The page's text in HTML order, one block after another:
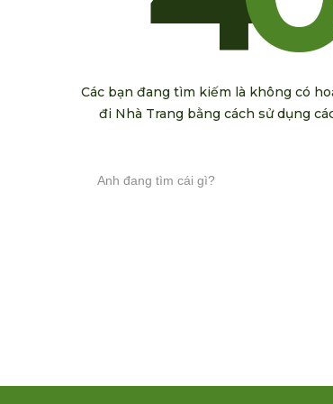
Các bạn đang tìm kiếm là không có
đi Nhà Trang bằng cách sử dụng